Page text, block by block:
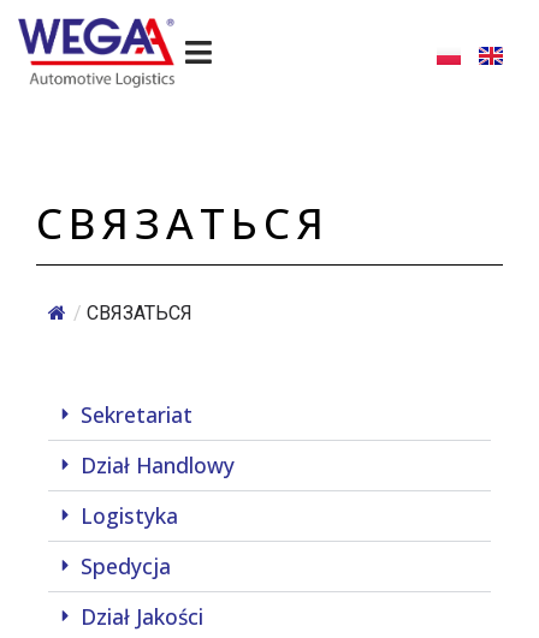
Перейти
содержимому
СВЯЗАТЬСЯ
/ СВЯЗАТЬСЯ
Sekretariat
Dział Handlowy
Logistyka
Spedycja
Dział Jakości